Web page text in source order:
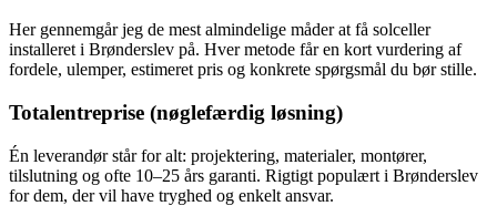
Her gennemgår jeg de mest almindelige måder at få solceller
installeret i Brønderslev på. Hver metode får en kort vurdering af
fordele, ulemper, estimeret pris og konkrete spørgsmål du bør stille.
Totalentreprise (nøglefærdig løsning)
Én leverandør står for alt: projektering, materialer, montører,
tilslutning og ofte 10–25 års garanti. Rigtigt populært i Brønderslev
for dem, der vil have tryghed og enkelt ansvar.